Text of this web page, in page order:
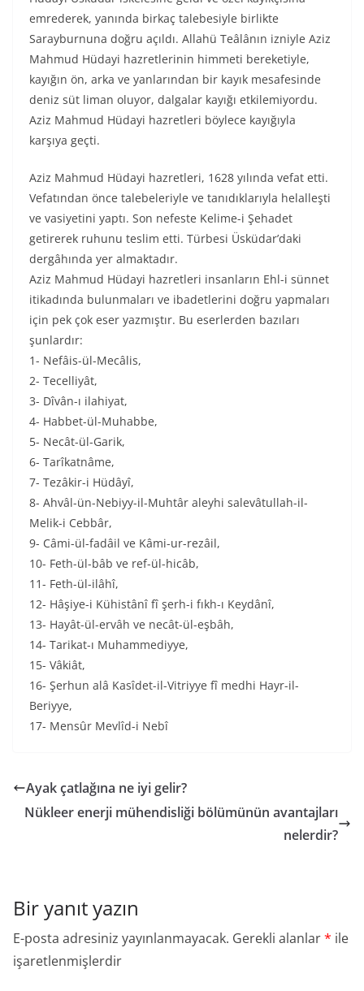
emrederek, yanında birkaç talebesiyle birlikte
Sarayburnuna doğru açıldı. Allahü Teâlânın izniyle Aziz
Mahmud Hüdayi hazretlerinin himmeti bereketiyle,
kayığın ön, arka ve yanlarından bir kayık mesafesinde
deniz süt liman oluyor, dalgalar kayığı etkilemiyordu.
Aziz Mahmud Hüdayi hazretleri böylece kayığıyla
karşıya geçti.
Aziz Mahmud Hüdayi hazretleri, 1628 yılında vefat etti.
Vefatından önce talebeleriyle ve tanıdıklarıyla helalleşti
ve vasiyetini yaptı. Son nefeste Kelime-i Şehadet
getirerek ruhunu teslim etti. Türbesi Üsküdar’daki
dergâhında yer almaktadır.
Aziz Mahmud Hüdayi hazretleri insanların Ehl-i sünnet
itikadında bulunmaları ve ibadetlerini doğru yapmaları
için pek çok eser yazmıştır. Bu eserlerden bazıları
şunlardır:
1- Nefâis-ül-Mecâlis,
2- Tecelliyât,
3- Dîvân-ı ilahiyat,
4- Habbet-ül-Muhabbe,
5- Necât-ül-Garik,
6- Tarîkatnâme,
7- Tezâkir-i Hüdâyî,
8- Ahvâl-ün-Nebiyy-il-Muhtâr aleyhi salevâtullah-il-
Melik-i Cebbâr,
9- Câmi-ül-fadâil ve Kâmi-ur-rezâil,
10- Feth-ül-bâb ve ref-ül-hicâb,
11- Feth-ül-ilâhî,
12- Hâşiye-i Kühistânî fî şerh-i fıkh-ı Keydânî,
13- Hayât-ül-ervâh ve necât-ül-eşbâh,
14- Tarikat-ı Muhammediyye,
15- Vâkiât,
16- Şerhun alâ Kasîdet-il-Vitriyye fî medhi Hayr-il-
Beriyye,
17- Mensûr Mevlîd-i Nebî
Ayak çatlağına ne iyi gelir?
Nükleer enerji mühendisliği bölümünün avantajları
nelerdir?
Bir yanıt yazın
E-posta adresiniz yayınlanmayacak. Gerekli alanlar* ile
işaretlenmişlerdir